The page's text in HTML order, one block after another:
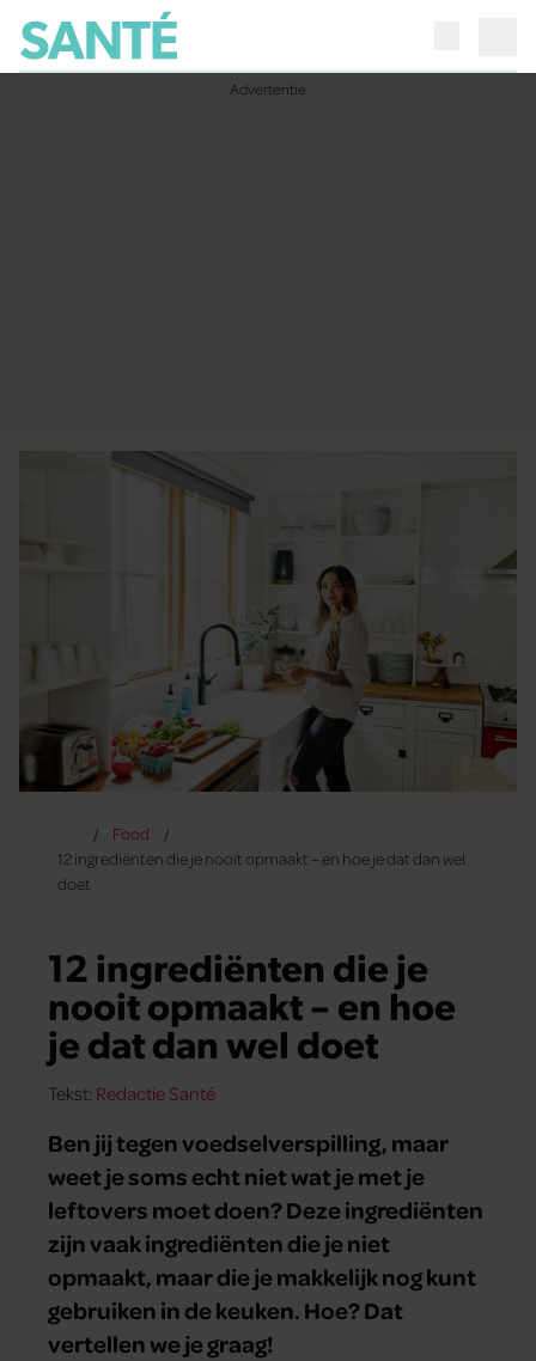
Food
12 ingrediënten die je nooit opmaakt – en hoe je dat dan wel
doet
12 ingrediënten die je
nooit opmaakt – en hoe
je dat dan wel doet
Tekst: Redactie Santé
Ben jij tegen voedselverspilling, maar
weet je soms echt niet wat je met je
leftovers moet doen? Deze ingrediënten
zijn vaak ingrediënten die je niet
opmaakt, maar die je makkelijk nog kunt
gebruiken in de keuken. Hoe? Dat
vertellen we je graag!